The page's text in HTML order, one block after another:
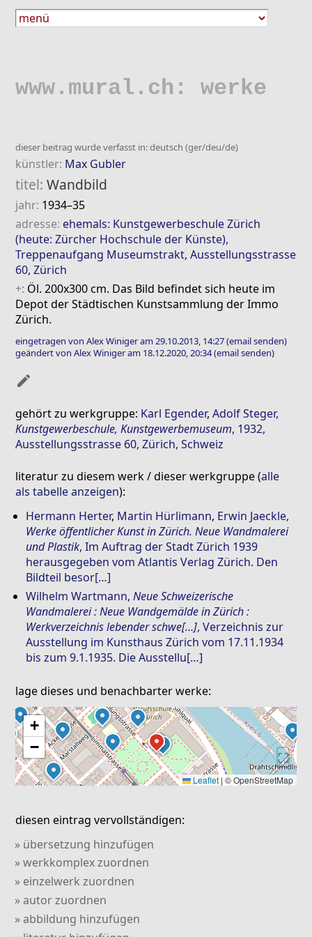
www.mural.ch: werke
dieser beitrag wurde verfasst in: deutsch (ger/deu/de)
künstler: Max Gubler
titel:Wandbild
jahr: 1934–35
adresse: ehemals: Kunstgewerbeschule Zürich
(heute: Zürcher Hochschule der Künste),
Treppenaufgang Museumstrakt, Ausstellungsstrasse
60, Zürich
+: Öl. 200x300 cm. Das Bild befindet sich heute im
Depot der Städtischen Kunstsammlung der Immo
Zürich.
eingetragen von Alex Winiger am 29.10.2013, 14:27(email senden)
geändert von Alex Winiger am 18.12.2020, 20:34(email senden)
mode_edit
gehört zu werkgruppe: Karl Egender,Adolf Steger,
Kunstgewerbeschule, Kunstgewerbemuseum, 1932,
Ausstellungsstrasse 60, Zürich, Schweiz
literatur zu diesem werk / dieser werkgruppe (alle
als tabelle anzeigen):
Hermann Herter, Martin Hürlimann, Erwin Jaeckle,
Werke öffentlicher Kunst in Zürich. Neue Wandmalerei
und Plastik, Im Auftrag der Stadt Zürich 1939
herausgegeben vom Atlantis Verlag Zürich. Den
Bildteil besor[…]
Wilhelm Wartmann,Neue Schweizerische
Wandmalerei : Neue Wandgemälde in Zürich :
Werkverzeichnis lebender schwe[…], Verzeichnis zur
Ausstellung im Kunsthaus Zürich vom 17.11.1934
bis zum 9.1.1935. Die Ausstellu[…]
lage dieses und benachbarter werke:
+
−
⛶
Leaflet | © OpenStreetMap
diesen eintrag vervollständigen:
» übersetzung hinzufügen
» werkkomplex zuordnen
» einzelwerk zuordnen
» autor zuordnen
» abbildung hinzufügen